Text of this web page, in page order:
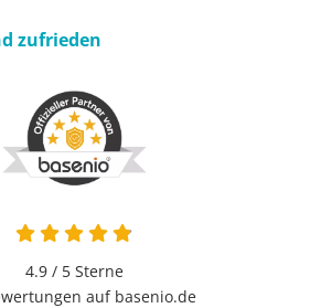
zufrieden
4.9 von 5
4.9 / 5Sterne
auf basenio.de